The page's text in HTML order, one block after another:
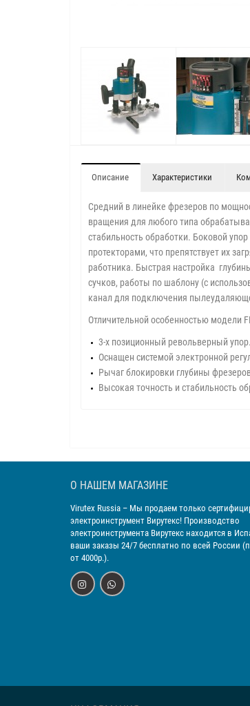
Описание Характеристики
Средний в линейке фрезеров по
вращения для любого типа
стабильность обработки. Боковой
протекторами, что препятствует их
работника. Быстрая настройка
сучков, работы по шаблону (с
канал для подключения
Отличительной особенностью модели
3-х позиционный револьверный упор.
Оснащен системой электронной
Рычаг блокировки глубины
Высокая точность и стабильность
О НАШЕМ МАГАЗИНЕ
Virutex Russia – Мы продаем только
электроинструмент Вирутекс! Производство
электроинструмента Вирутекс находится в
ваши заказы 24/7 бесплатно по всей России
от 4000р.).